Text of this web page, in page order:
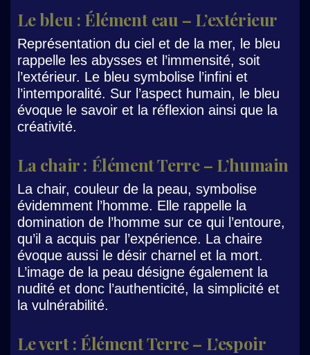
Le bleu : Élément eau – L’extérieur
Représentation du ciel et de la mer, le bleu
rappelle les abysses et l’immensité, soit
l’extérieur. Le bleu symbolise l’infini et
l’intemporalité. Sur l’aspect humain, le bleu
évoque le savoir et la réflexion ainsi que la
créativité.
La chair : Élément Terre – L’humain
La chair, couleur de la peau, symbolise
évidemment l’homme. Elle rappelle la
domination de l’homme sur ce qui l’entoure,
qu’il a acquis par l’expérience. La chaire
évoque aussi le désir charnel et la mort.
L’image de la peau désigne également la
nudité et donc l’authenticité, la simplicité et
la vulnérabilité.
Le vert : Élément Terre – L’espoir